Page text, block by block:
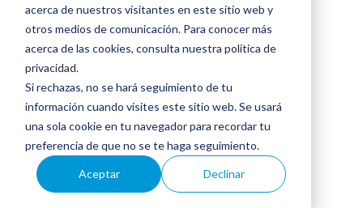
acerca de nuestros visitantes en este sitio web y
otros medios de comunicación. Para conocer más
acerca de las cookies, consulta nuestra política de
privacidad.
Si rechazas, no se hará seguimiento de tu
información cuando visites este sitio web. Se usará
una sola cookie en tu navegador para recordar tu
preferencia de que no se te haga seguimiento.
Aceptar Declinar
La experiencia del departamento de
Auditoría permite definir e idear
procedimientos y estrategias de revisión
sobre sistemas tecnológicos.